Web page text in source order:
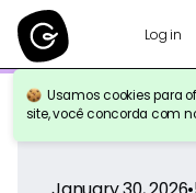
Log in
Usamos cookies para
site, você concorda com
Voltar para a